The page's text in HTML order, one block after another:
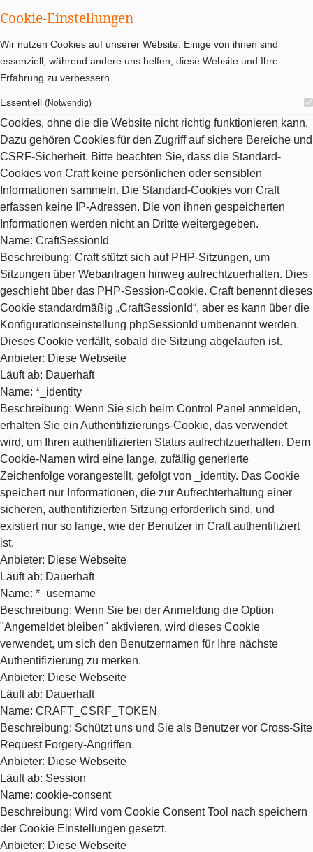
Cookie-Einstellungen
Wir nutzen Cookies auf unserer Website. Einige von ihnen sind
essenziell, während andere uns helfen, diese Website und Ihre
Erfahrung zu verbessern.
Essentiell (Notwendig)
Cookies, ohne die die Website nicht richtig funktionieren kann.
Dazu gehören Cookies für den Zugriff auf sichere Bereiche und
CSRF-Sicherheit. Bitte beachten Sie, dass die Standard-
Cookies von Craft keine persönlichen oder sensiblen
Informationen sammeln. Die Standard-Cookies von Craft
erfassen keine IP-Adressen. Die von ihnen gespeicherten
Informationen werden nicht an Dritte weitergegeben.
Name: CraftSessionId
Beschreibung: Craft stützt sich auf PHP-Sitzungen, um
Sitzungen über Webanfragen hinweg aufrechtzuerhalten. Dies
geschieht über das PHP-Session-Cookie. Craft benennt dieses
Cookie standardmäßig „CraftSessionId“, aber es kann über die
Konfigurationseinstellung phpSessionId umbenannt werden.
Dieses Cookie verfällt, sobald die Sitzung abgelaufen ist.
Anbieter: Diese Webseite
Läuft ab: Dauerhaft
Name: *_identity
Beschreibung: Wenn Sie sich beim Control Panel anmelden,
erhalten Sie ein Authentifizierungs-Cookie, das verwendet
wird, um Ihren authentifizierten Status aufrechtzuerhalten. Dem
Cookie-Namen wird eine lange, zufällig generierte
Zeichenfolge vorangestellt, gefolgt von _identity. Das Cookie
speichert nur Informationen, die zur Aufrechterhaltung einer
sicheren, authentifizierten Sitzung erforderlich sind, und
existiert nur so lange, wie der Benutzer in Craft authentifiziert
ist.
Anbieter: Diese Webseite
Läuft ab: Dauerhaft
Name: *_username
Beschreibung: Wenn Sie bei der Anmeldung die Option
"Angemeldet bleiben" aktivieren, wird dieses Cookie
verwendet, um sich den Benutzernamen für Ihre nächste
Authentifizierung zu merken.
Anbieter: Diese Webseite
Läuft ab: Dauerhaft
Name: CRAFT_CSRF_TOKEN
Beschreibung: Schützt uns und Sie als Benutzer vor Cross-Site
Request Forgery-Angriffen.
Anbieter: Diese Webseite
Läuft ab: Session
Name: cookie-consent
Beschreibung: Wird vom Cookie Consent Tool nach speichern
der Cookie Einstellungen gesetzt.
Anbieter: Diese Webseite